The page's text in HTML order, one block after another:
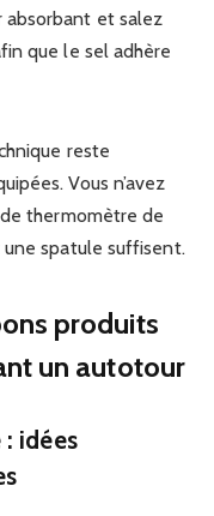
absorbant et salez
que le sel adhère
reste
Vous n’avez
thermomètre de
spatule suffisent.
produits
un autotour
: idées